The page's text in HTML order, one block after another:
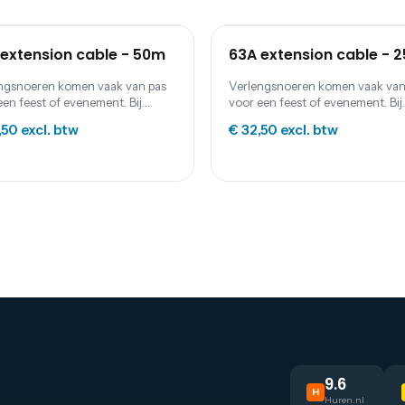
cable - 50m
komen vaak van pas
feest of evenement. Bij
(230 of 400 V), haspels,
excl. btw
63A extension cable -
Verlengsnoeren komen vaak
voor een feest of evenement. Bij
verlengkabels (230 of 400 V),
€ 32,50 excl. btw
H 9.6
Huren.nl